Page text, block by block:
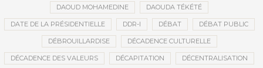
DAOUD MOHAMEDINE DAOUDA TÉKÉTÉ
DATE DE LA PRÉSIDENTIELLE DDR-I DÉBAT DÉBAT PUBLIC
DÉBROUILLARDISE DÉCADENCE CULTURELLE
DÉCADENCE DES VALEURS DÉCAPITATION DÉCENTRALISATION